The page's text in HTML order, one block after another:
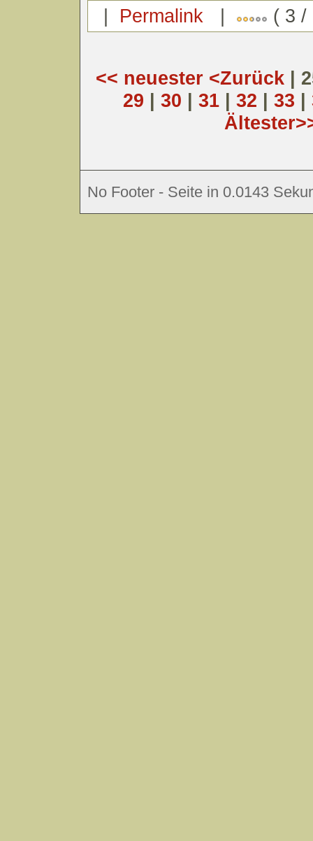
| Permalink | ( 3 /
<< neuester <Zurück
|
29
30 31 32 33
No Footer - Seite in 0.0143